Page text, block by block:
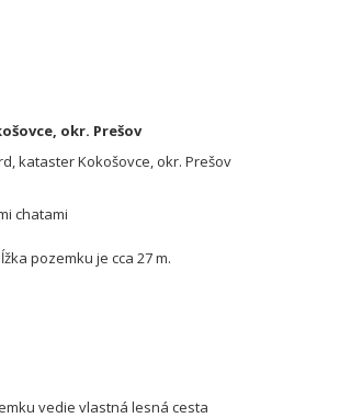
okr. Prešov
kataster Kokošovce, okr. Prešov
chatami
pozemku je cca 27 m.
vedie vlastná lesná cesta